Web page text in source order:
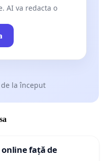
AI va redacta o
la început
față de